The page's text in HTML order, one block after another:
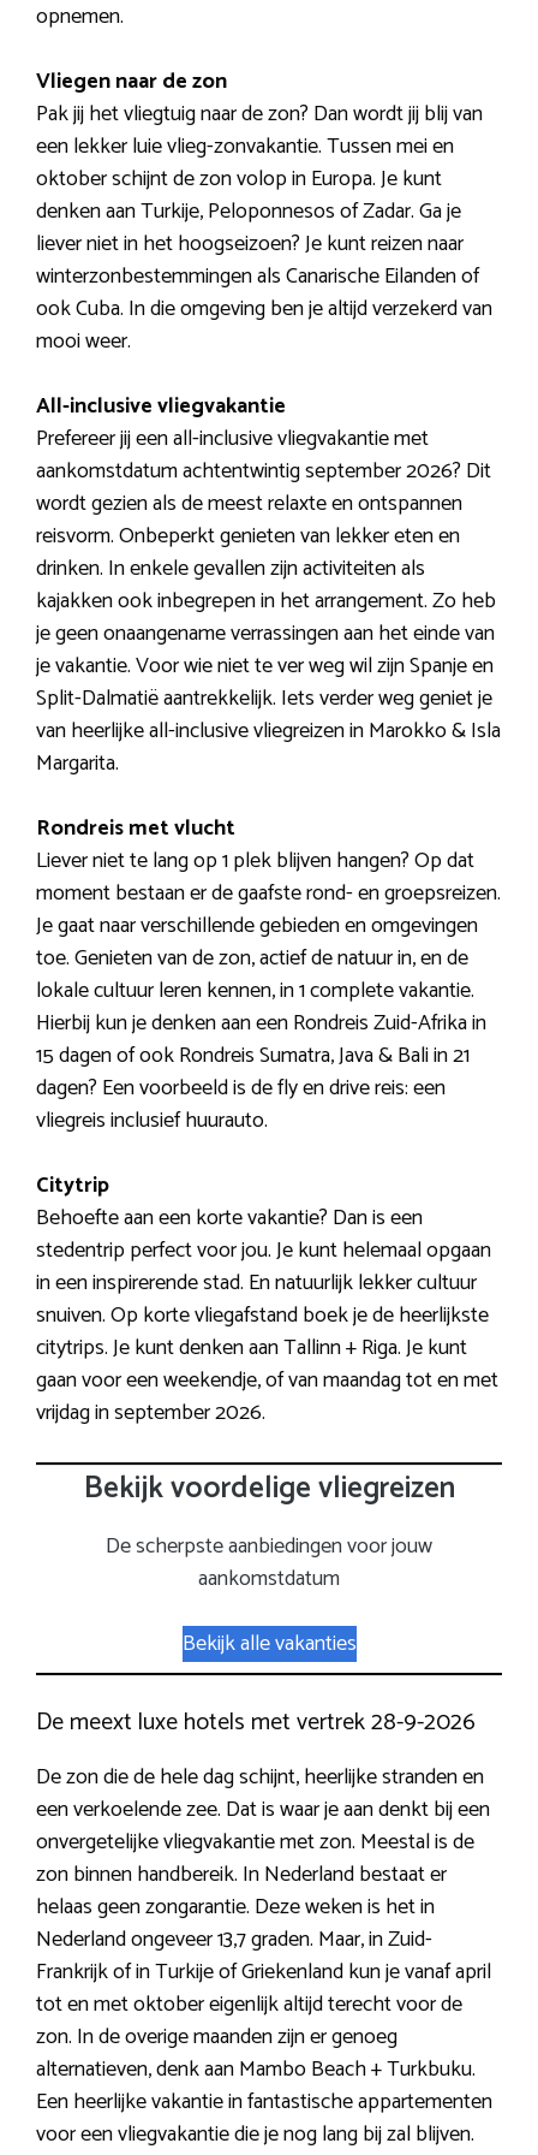
opnemen.
Vliegen naar de zon
Pak jij het vliegtuig naar de zon? Dan wordt jij blij van
een lekker luie vlieg-zonvakantie. Tussen mei en
oktober schijnt de zon volop in Europa. Je kunt
denken aan Turkije, Peloponnesos of Zadar. Ga je
liever niet in het hoogseizoen? Je kunt reizen naar
winterzonbestemmingen als Canarische Eilanden of
ook Cuba. In die omgeving ben je altijd verzekerd van
mooi weer.
All-inclusive vliegvakantie
Prefereer jij een all-inclusive vliegvakantie met
aankomstdatum achtentwintig september 2026? Dit
wordt gezien als de meest relaxte en ontspannen
reisvorm. Onbeperkt genieten van lekker eten en
drinken. In enkele gevallen zijn activiteiten als
kajakken ook inbegrepen in het arrangement. Zo heb
je geen onaangename verrassingen aan het einde van
je vakantie. Voor wie niet te ver weg wil zijn Spanje en
Split-Dalmatië aantrekkelijk. Iets verder weg geniet je
van heerlijke all-inclusive vliegreizen in Marokko & Isla
Margarita.
Rondreis met vlucht
Liever niet te lang op 1 plek blijven hangen? Op dat
moment bestaan er de gaafste rond- en groepsreizen.
Je gaat naar verschillende gebieden en omgevingen
toe. Genieten van de zon, actief de natuur in, en de
lokale cultuur leren kennen, in 1 complete vakantie.
Hierbij kun je denken aan een Rondreis Zuid-Afrika in
15 dagen of ook Rondreis Sumatra, Java & Bali in 21
dagen? Een voorbeeld is de fly en drive reis: een
vliegreis inclusief huurauto.
Citytrip
Behoefte aan een korte vakantie? Dan is een
stedentrip perfect voor jou. Je kunt helemaal opgaan
in een inspirerende stad. En natuurlijk lekker cultuur
snuiven. Op korte vliegafstand boek je de heerlijkste
citytrips. Je kunt denken aan Tallinn + Riga. Je kunt
gaan voor een weekendje, of van maandag tot en met
vrijdag in september 2026.
Bekijk voordelige vliegreizen
De scherpste aanbiedingen voor jouw
aankomstdatum
Bekijk alle vakanties
De meext luxe hotels met vertrek 28-9-2026
De zon die de hele dag schijnt, heerlijke stranden en
een verkoelende zee. Dat is waar je aan denkt bij een
onvergetelijke vliegvakantie met zon. Meestal is de
zon binnen handbereik. In Nederland bestaat er
helaas geen zongarantie. Deze weken is het in
Nederland ongeveer 13,7 graden. Maar, in Zuid-
Frankrijk of in Turkije of Griekenland kun je vanaf april
tot en met oktober eigenlijk altijd terecht voor de
zon. In de overige maanden zijn er genoeg
alternatieven, denk aan Mambo Beach + Turkbuku.
Een heerlijke vakantie in fantastische appartementen
voor een vliegvakantie die je nog lang bij zal blijven.